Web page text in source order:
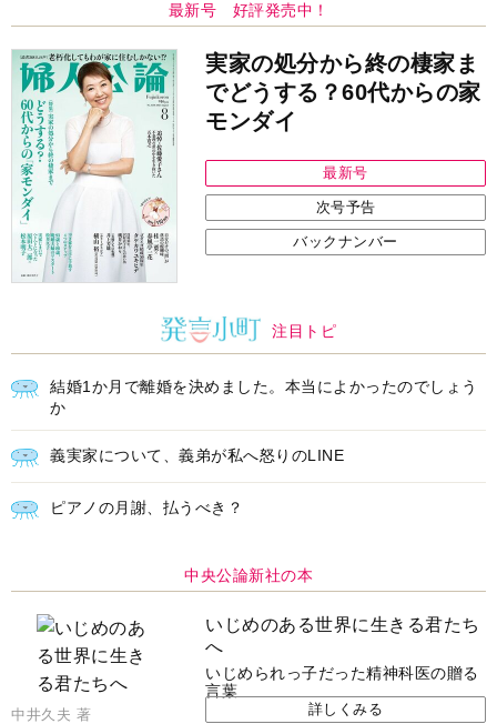
最新号 好評発売中！
実家の処分から終の棲家ま
でどうする？60代からの家
モンダイ
最新号
次号予告
バックナンバー
注目トピ
結婚1か月で離婚を決めました。本当によかったのでしょう
か
義実家について、義弟が私へ怒りのLINE
ピアノの月謝、払うべき？
中央公論新社の本
いじめのある世界に生きる君たち
へ
いじめられっ子だった精神科医の贈る
言葉
中井久夫 著 詳しくみる